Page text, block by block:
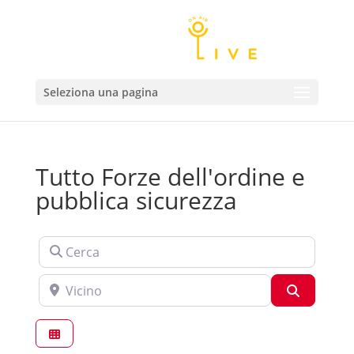
Seleziona una pagina
Tutto Forze dell'ordine e
pubblica sicurezza
Cerca
Vicino
Forze dell'ordine e pubblica sicurezza